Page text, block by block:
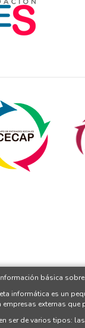
básica
informática es un
empresas externas
ser de varios tipos: